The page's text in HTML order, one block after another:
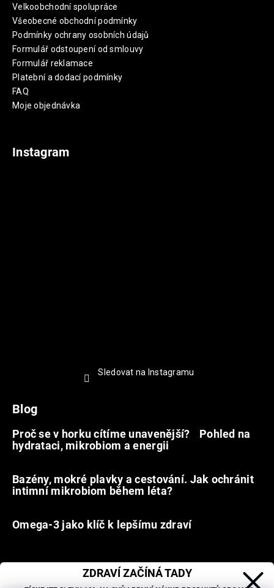
Velkoobchodní spolupráce
Všeobecné obchodní podmínky
Podmínky ochrany osobních údajů
Formulář odstoupení od smlouvy
Formulář reklamace
Platební a dodací podmínky
FAQ
Moje objednávka
Instagram
Sledovat na Instagramu
Blog
Proč se v horku cítíme unavenější? Pohled na
hydrataci, mikrobiom a energii
Bazény, mokré plavky a cestování. Jak ochránit
intimní mikrobiom během léta?
Omega-3 jako klíč k lepšímu zdraví
Facebook
ZDRAVÍ ZAČÍNÁ TADY